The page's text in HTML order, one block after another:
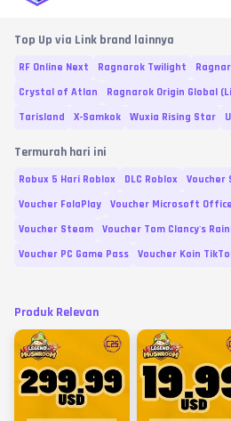
Top Up via Link brand lainnya
RF Online Next Ragnarok Twilight
Crystal of Atlan
Ragnarok Origin Global
Tarisland
X-Samkok Wuxia Rising Star
Termurah hari ini
Robux 5 Hari Roblox DLC Roblox
Voucher
Voucher FolaPlay
Voucher Microsoft Office
Voucher Steam
Voucher Tom Clancy's
Voucher PC Game Pass
Voucher Koin
Produk Relevan